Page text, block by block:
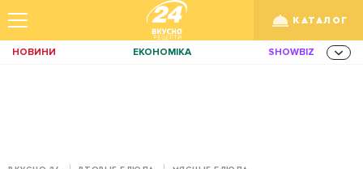
КАТАЛОГ
НОВИНИ ЕКОНОМІКА SHOWBIZ